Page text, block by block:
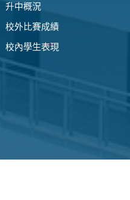
升中概況
校外比賽成績
校內學生表現